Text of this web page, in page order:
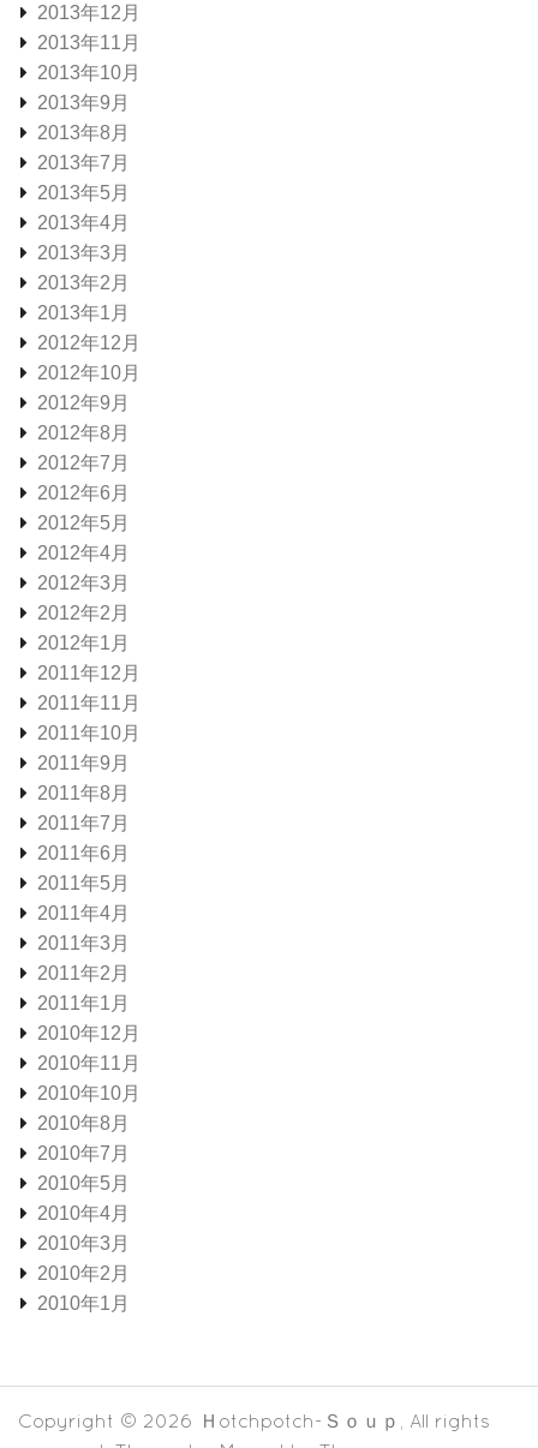
2013年12月
2013年11月
2013年10月
2013年9月
2013年8月
2013年7月
2013年5月
2013年4月
2013年3月
2013年2月
2013年1月
2012年12月
2012年10月
2012年9月
2012年8月
2012年7月
2012年6月
2012年5月
2012年4月
2012年3月
2012年2月
2012年1月
2011年12月
2011年11月
2011年10月
2011年9月
2011年8月
2011年7月
2011年6月
2011年5月
2011年4月
2011年3月
2011年2月
2011年1月
2010年12月
2010年11月
2010年10月
2010年8月
2010年7月
2010年5月
2010年4月
2010年3月
2010年2月
2010年1月
Copyright © 2026 Ｈotchpotch-Ｓｏｕｐ
, All rights